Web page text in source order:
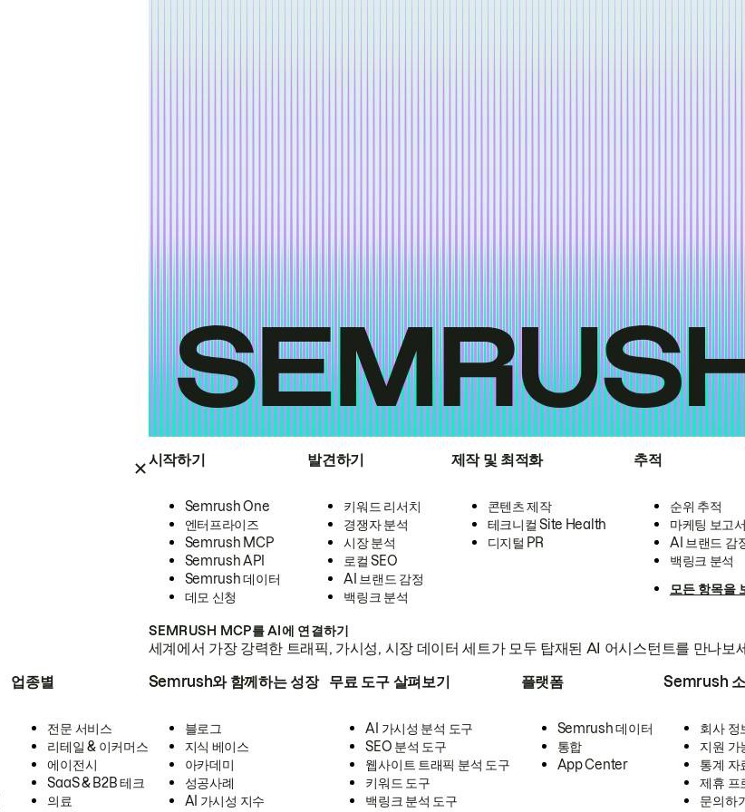
시작하기
Semrush One
엔터프라이즈
Semrush MCP
Semrush API
Semrush 데이터
데모 신청
발견하기
키워드 리서치
경쟁자 분석
시장 분석
로컬 SEO
AI 브랜드 감정
백링크 분석
제작 및 최적화
콘텐츠 제작
테크니컬 Site Health
디지털 PR
추적
순위 추적
마케팅 보고
AI 브랜드 감
백링크 분석
모든 항목을
SEMRUSH MCP를 AI에 연결하기
세계에서 가장 강력한 트래픽, 가시성, 시장 데이터 세트가 모두 탑재된 AI 어시스턴트를 만나보
업종별
전문 서비스
리테일 & 이커머스
에이전시
SaaS & B2B 테크
의료
Semrush와 함께하는 성장
블로그
지식 베이스
아카데미
성공사례
AI 가시성 지수
무료 도구 살펴보기
AI 가시성 분석 도구
SEO 분석 도구
웹사이트 트래픽 분석 도구
키워드 도구
백링크 분석 도구
플랫폼
Semrush 데이터
통합
App Center
Semrush
회사 정
지원 가
통계 자
제휴 프
문의하